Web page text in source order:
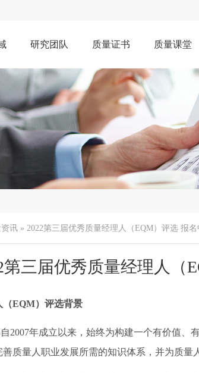
研究团队 质量证书 质量课堂
资讯 » 2022第三届优秀质量经理人（EQM）评选 报
第三届优秀质量经理人（
（EQM）评选背景
2007年成立以来，始终为构建一个有价值、
质量人职业发展所需的知识体系，并为质量